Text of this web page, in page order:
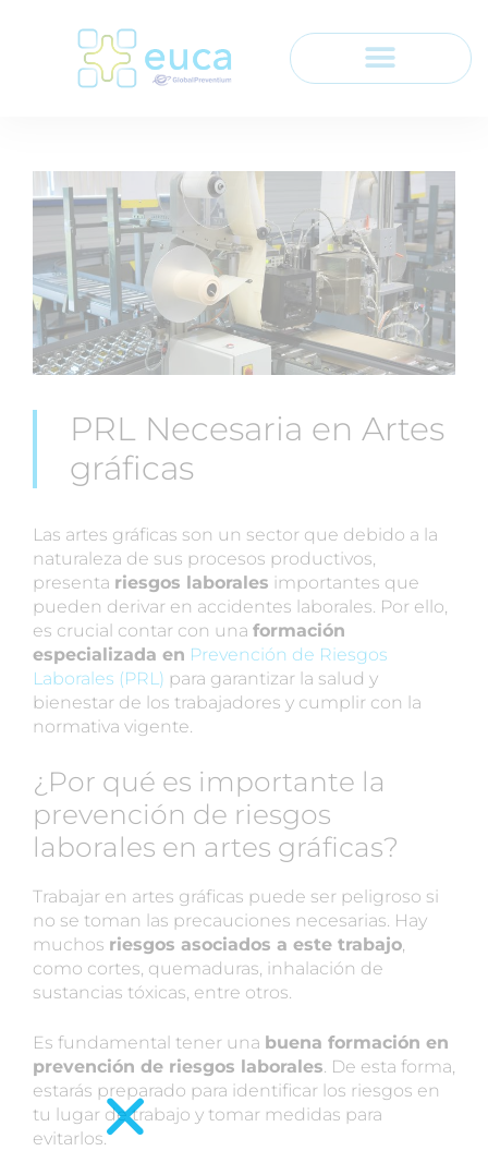
PRL Necesaria en Artes
gráficas
Las artes gráficas son un sector que debido a la
naturaleza de sus procesos productivos,
presenta riesgos laborales importantes que
pueden derivar en accidentes laborales. Por ello,
es crucial contar con una formación
especializada en Prevención de Riesgos
Laborales (PRL) para garantizar la salud y
bienestar de los trabajadores y cumplir con la
normativa vigente.
¿Por qué es importante la
prevención de riesgos
laborales en artes gráficas?
Trabajar en artes gráficas puede ser peligroso si
no se toman las precauciones necesarias. Hay
muchos riesgos asociados a este trabajo,
como cortes, quemaduras, inhalación de
sustancias tóxicas, entre otros.
Es fundamental tener una buena formación en
prevención de riesgos laborales. De esta forma,
estarás preparado para identificar los riesgos en
tu lugar de trabajo y tomar medidas para
evitarlos.